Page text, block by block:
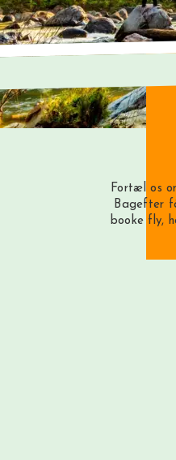
Fortæl os
Bagefter
booke fly,